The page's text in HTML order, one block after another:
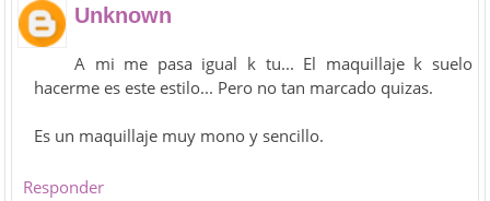
Unknown
A mi me pasa igual k tu... El maquillaje k suelo
hacerme es este estilo... Pero no tan marcado quizas.
Es un maquillaje muy mono y sencillo.
Responder